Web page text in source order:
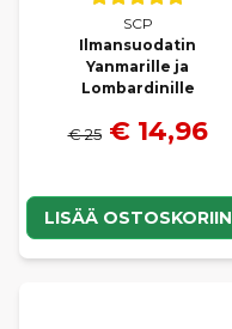
SCP
Ilmansuodatin
Yanmarille ja
Lombardinille
€ 25 € 14,96
LISÄÄ OSTOSKORIIN